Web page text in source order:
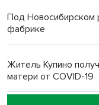
Под Новосибирском
фабрике
Житель Купино
матери от COVID-19